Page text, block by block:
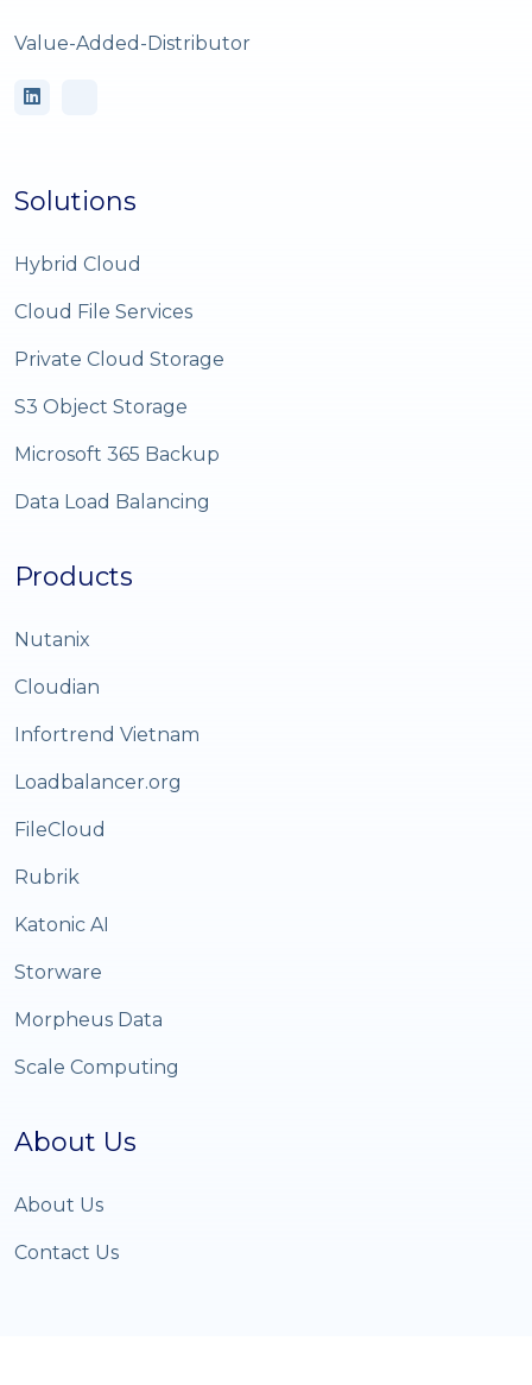
Value-Added-Distributor
Solutions
Hybrid Cloud
Cloud File Services
Private Cloud Storage
S3 Object Storage
Microsoft 365 Backup
Data Load Balancing
Products
Nutanix
Cloudian
Infortrend Vietnam
Loadbalancer.org
FileCloud
Rubrik
Katonic AI
Storware
Morpheus Data
Scale Computing
About Us
About Us
Contact Us